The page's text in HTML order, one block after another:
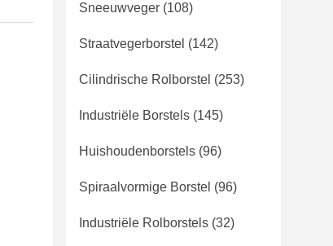
Sneeuwveger (108)
Straatvegerborstel (142)
Cilindrische Rolborstel (253)
Industriële Borstels (145)
Huishoudenborstels (96)
Spiraalvormige Borstel (96)
Industriële Rolborstels (32)